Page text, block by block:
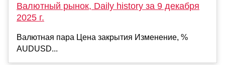
Валютный рынок, Daily history за 9 декабря
2025 г.
Валютная пара Цена закрытия Изменение, %
AUDUSD...